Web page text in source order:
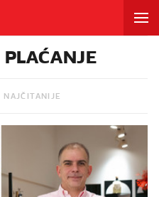
NAJČITANIJE